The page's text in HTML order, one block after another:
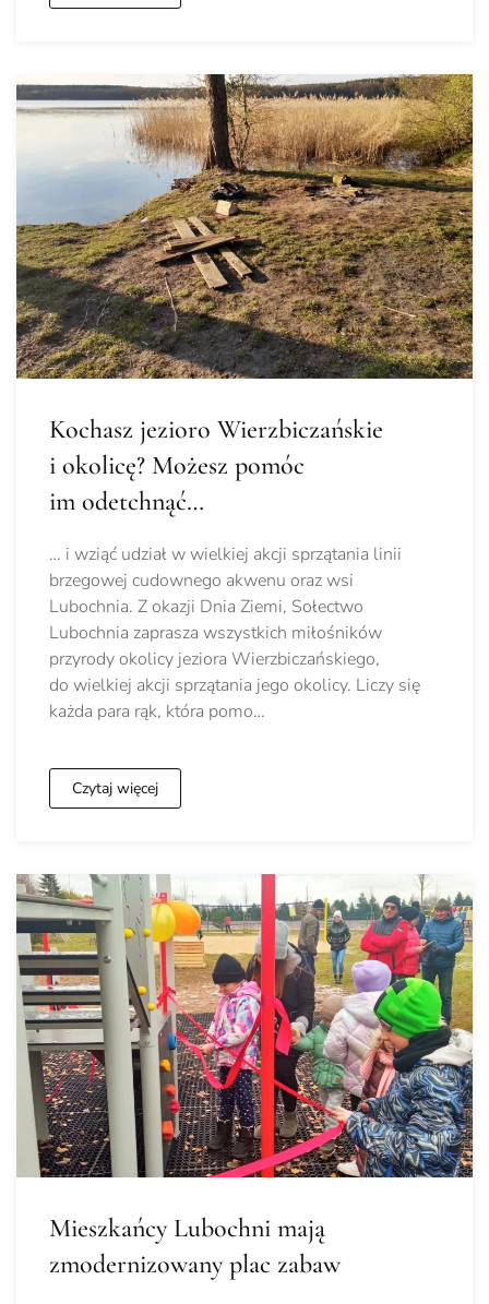
Kochasz jezioro Wierzbiczańskie
i okolicę? Możesz pomóc
im odetchnąć…
… i wziąć udział w wielkiej akcji sprzątania linii
brzegowej cudownego akwenu oraz wsi
Lubochnia. Z okazji Dnia Ziemi, Sołectwo
Lubochnia zaprasza wszystkich miłośników
przyrody okolicy jeziora Wierzbiczańskiego,
do wielkiej akcji sprzątania jego okolicy. Liczy się
każda para rąk, która pomo…
Czytaj więcej
Mieszkańcy Lubochni mają
zmodernizowany plac zabaw